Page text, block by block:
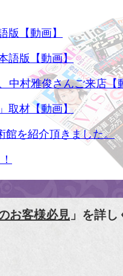
版【動画】
語版【動画】
中村雅俊さんご来店【
取材【動画】
館を紹介頂きました。
お客様必見 」を詳し